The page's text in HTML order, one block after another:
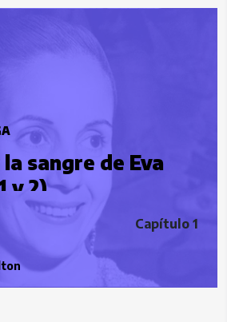
sangre de Eva
y 2)
1